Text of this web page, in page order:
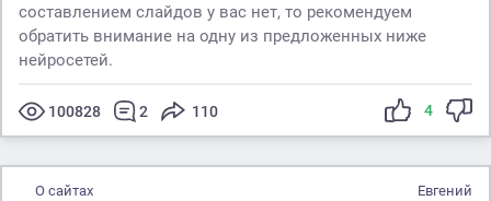
составлением слайдов у вас нет, то рекомендуем
обратить внимание на одну из предложенных ниже
нейросетей.
100828 2 110 4
О сайтах Евгений